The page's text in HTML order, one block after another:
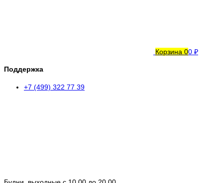
Корзина 00 ₽
Поддержка
+7 (499) 322 77 39